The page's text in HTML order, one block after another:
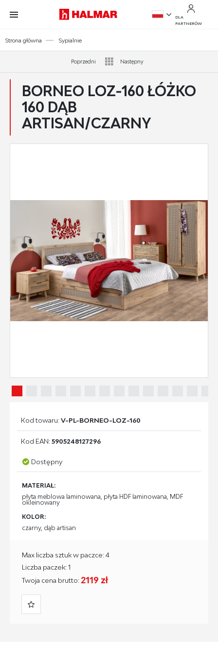
Przejdź do treści.
Przejdź do menu.
Przejdź do wyszukiwarki.
DLA
PARTNERÓW
Strona główna Sypialnie
Poprzedni Następny
BORNEO LOZ-160 ŁÓŻKO
160 DĄB
ARTISAN/CZARNY
Kod towaru:V-PL-BORNEO-LOZ-160
Kod EAN:5905248127296
Dostępny
MATERIAŁ:
płyta meblowa laminowana, płyta HDF laminowana, MDF
okleinowany
KOLOR:
czarny, dąb artisan
Twoja cena brutto: 2119 zł
Max liczba sztuk w paczce: 4
Liczba paczek: 1